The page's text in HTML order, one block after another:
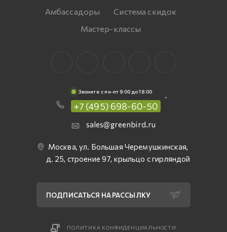
Амбассадоры
Система скидок
Мастер-классы
Звоните: c пн-пт 9:00 до 18:00
+7 (495) 698-60-50
sales@greenbird.ru
Москва, ул. Большая Черемушкинская,
д. 25, строение 97, крыльцо с гирляндой
ПОДПИСАТЬСЯ НА РАССЫЛКУ
ПОЛИТИКА КОНФИДЕНЦИАЛЬНОСТИ